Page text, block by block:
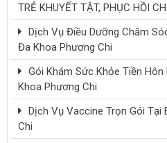
TRẺ KHUYẾT TẬT, PHỤC HỒI
Dịch Vụ Điều Dưỡng Chăm
Đa Khoa Phương Chi
Gói Khám Sức Khỏe Tiền
Khoa Phương Chi
Dịch Vụ Vaccine Trọn Gói Tại
Chi